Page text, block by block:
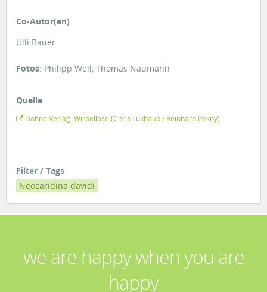
Co-Autor(en)
Ulli Bauer
Fotos: Philipp Well, Thomas Naumann
Quelle
Dähne Verlag: Wirbellose (Chris Lukhaup / Reinhard Pekny)
Filter / Tags
Neocaridina davidi
we are happy when you are
happy